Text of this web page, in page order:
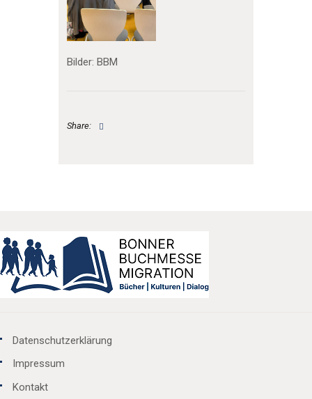
Bilder: BBM
Share:
Datenschutzerklärung
Impressum
Kontakt